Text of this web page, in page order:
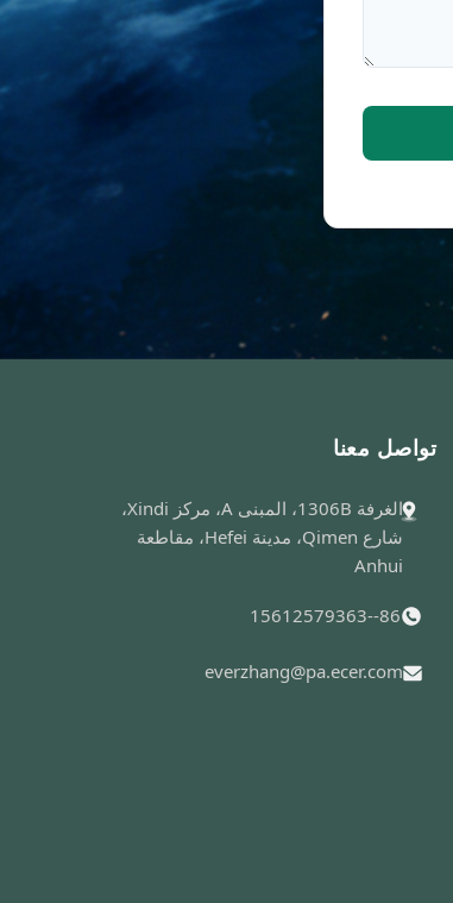
تواصل معنا
الغرفة 1306B، المبنى A، مركز Xindi،
شارع Qimen، مدينة Hefei، مقاطعة
Anhui
86--15612579363
everzhang@pa.ecer.com